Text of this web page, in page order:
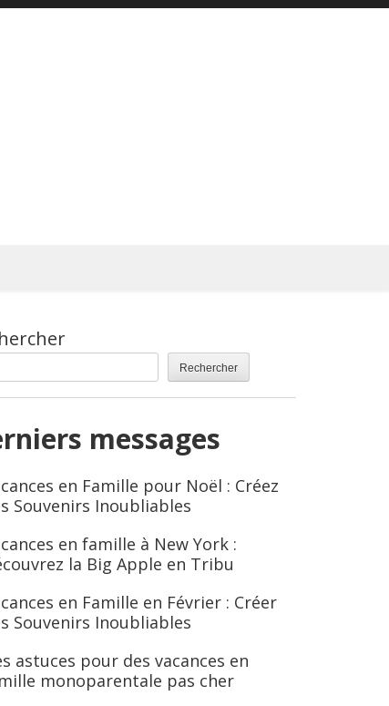
Rechercher
messages
en Famille pour Noël : Créez
Souvenirs Inoubliables
en famille à New York :
la Big Apple en Tribu
en Famille en Février : Créer
Souvenirs Inoubliables
astuces pour des vacances en
monoparentale pas cher